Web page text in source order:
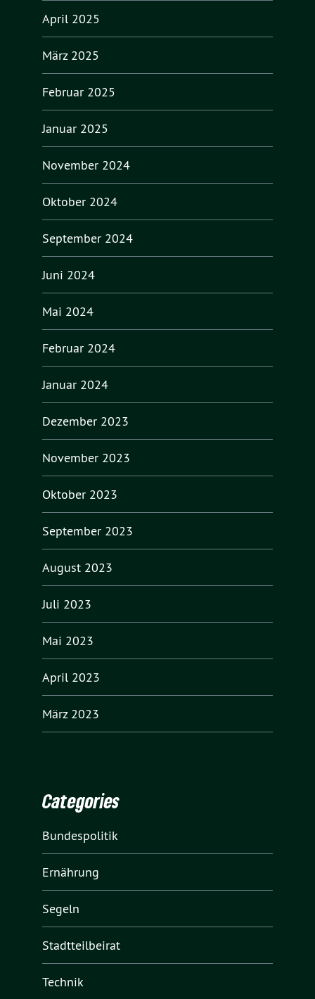
April 2025
März 2025
Februar 2025
Januar 2025
November 2024
Oktober 2024
September 2024
Juni 2024
Mai 2024
Februar 2024
Januar 2024
Dezember 2023
November 2023
Oktober 2023
September 2023
August 2023
Juli 2023
Mai 2023
April 2023
März 2023
Categories
Bundespolitik
Ernährung
Segeln
Stadtteilbeirat
Technik